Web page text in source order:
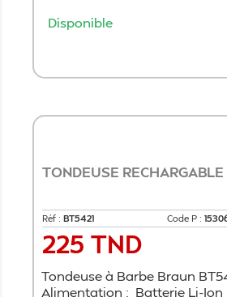
Disponible
TONDEUSE RECHARGABLE
Réf : BT5421 Code P :
Prix
225 TND
Tondeuse à Barbe Braun
Alimentation : Batterie Li-Ion